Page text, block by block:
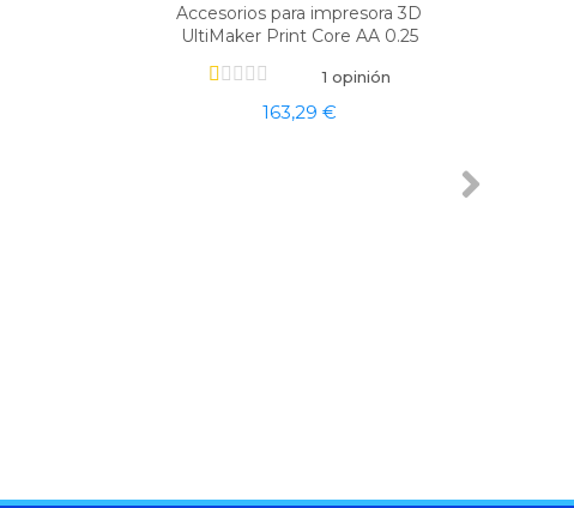
Accesorios para impresora 3D
UltiMaker Print Core AA 0.25
1 opinión
163,29 €